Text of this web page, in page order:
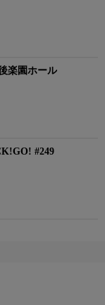
楽園ホール
#249